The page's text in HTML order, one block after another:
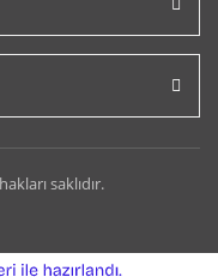
saklıdır.
e-